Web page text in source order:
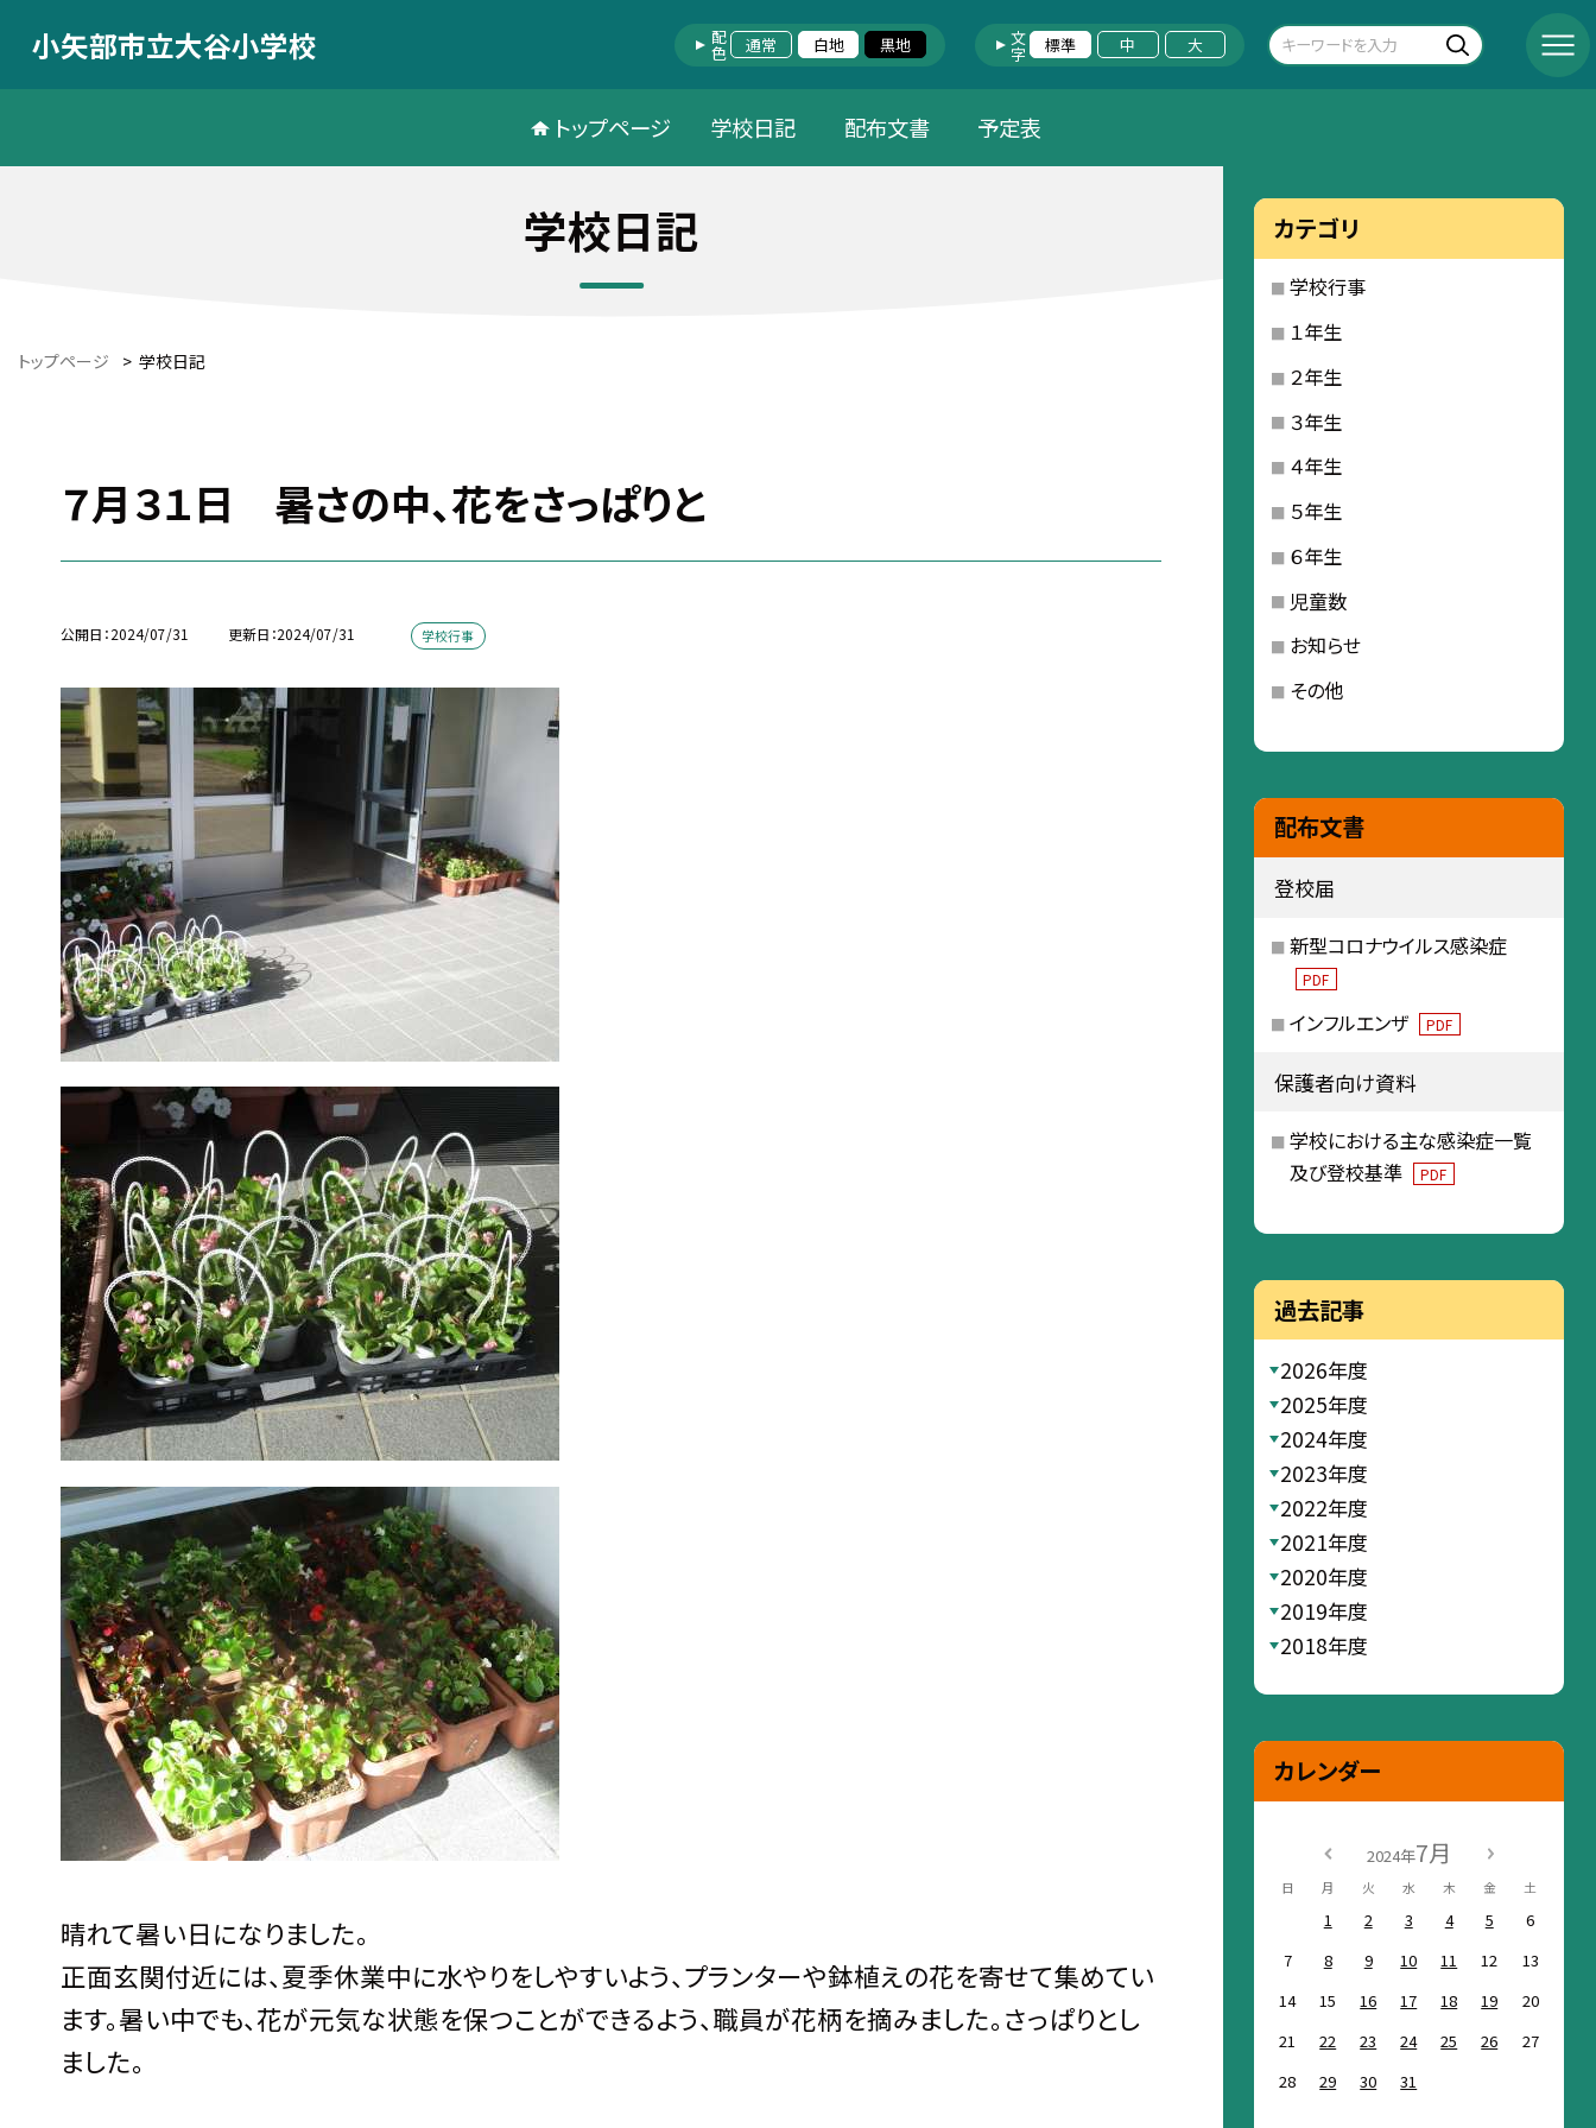
小矢部市立大谷小学校 配色 通常 白地 黒地 文字 標準 中 大
トップページ 学校日記 配布文書 予定表
学校日記
トップページ > 学校日記
７月３１日 暑さの中、花をさっぱりと
公開日 2024/07/31 更新日 2024/07/31 学校行事
晴れて暑い日になりました。
正面玄関付近には、夏季休業中に水やりをしやすいよう、プランターや鉢植えの花を寄せて集めてい
ます。暑い中でも、花が元気な状態を保つことができるよう、職員が花柄を摘みました。さっぱりとし
ました。
カテゴリ
学校行事
１年生
２年生
３年生
４年生
５年生
６年生
児童数
お知らせ
その他
配布文書
登校届
新型コロナウイルス感染症
PDF
インフルエンザ PDF
保護者向け資料
学校における主な感染症一覧
及び登校基準
PDF
過去記事
2026年度
2025年度
2024年度
2023年度
2022年度
2021年度
2020年度
2019年度
2018年度
カレンダー
2024年7月
日 月 火 水 木 金 土
1 2 3 4 5
6
7
8 9 10 11 12
13
14
15 16 17 18 19
20
21
22 23 24 25 26
27
28
29 30 31